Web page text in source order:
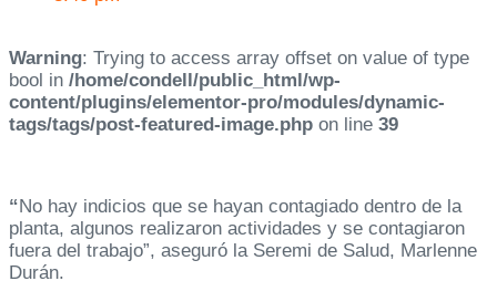
Warning: Trying to access array offset on value of type
bool in /home/condell/public_html/wp-
content/plugins/elementor-pro/modules/dynamic-
tags/tags/post-featured-image.php on line 39
“No hay indicios que se hayan contagiado dentro de la
planta, algunos realizaron actividades y se contagiaron
fuera del trabajo”, aseguró la Seremi de Salud, Marlenne
Durán.